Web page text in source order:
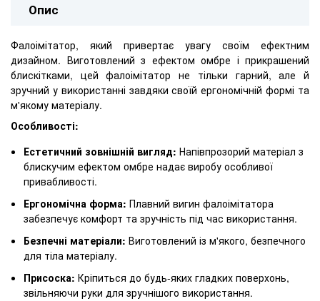
Опис
Фалоімітатор, який привертає увагу своїм ефектним
дизайном. Виготовлений з ефектом омбре і прикрашений
блискітками, цей фалоімітатор не тільки гарний, але й
зручний у використанні завдяки своїй ергономічній формі та
м'якому матеріалу.
Особливості:
Естетичний зовнішній вигляд: Напівпрозорий матеріал з
блискучим ефектом омбре надає виробу особливої ​​
привабливості.
Ергономічна форма: Плавний вигин фалоімітатора
забезпечує комфорт та зручність під час використання.
Безпечні матеріали: Виготовлений із м'якого, безпечного
для тіла матеріалу.
Присоска: Кріпиться до будь-яких гладких поверхонь,
звільняючи руки для зручнішого використання.